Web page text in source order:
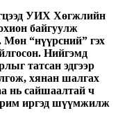
УИХ Хөгжлийн
байгуулж
Мөн “нүүрсний” гэх
Нийгэмд
татсан эдгээр
хянан шалгах
нь сайшаалтай ч
иргэд шүүмжилж